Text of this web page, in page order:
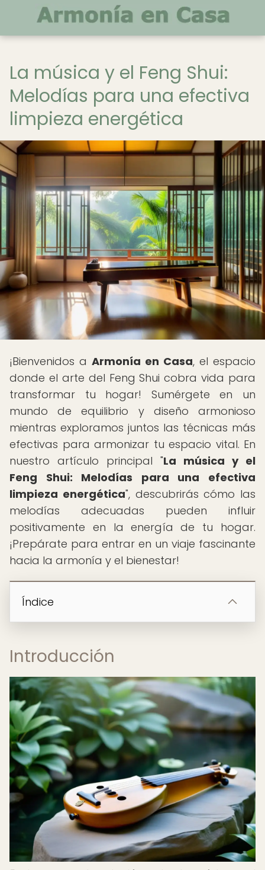
La música y el Feng Shui:
Melodías para una efectiva
limpieza energética
¡Bienvenidos a Armonía en Casa, el espacio
donde el arte del Feng Shui cobra vida para
transformar tu hogar! Sumérgete en un
mundo de equilibrio y diseño armonioso
mientras exploramos juntos las técnicas más
efectivas para armonizar tu espacio vital. En
nuestro artículo principal "La música y el
Feng Shui: Melodías para una efectiva
limpieza energética", descubrirás cómo las
melodías adecuadas pueden influir
positivamente en la energía de tu hogar.
¡Prepárate para entrar en un viaje fascinante
hacia la armonía y el bienestar!
Índice
Introducción